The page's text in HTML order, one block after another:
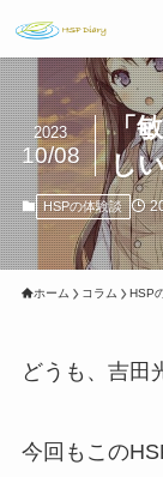
「
し
2023
10/08
HSPの体験談
ホーム コラム HSP
どうも、吉田
今回もこの